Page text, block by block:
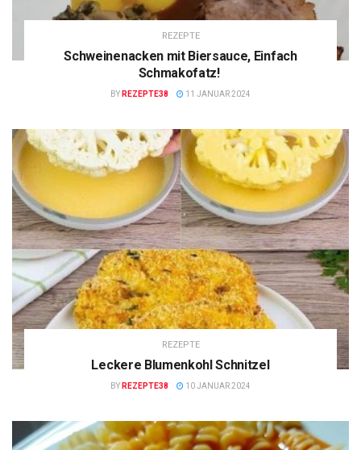
REZEPTE
Schweinenacken mit Biersauce, Einfach
Schmakofatz!
BY REZEPTE38 11 JANUAR 2024
REZEPTE
Leckere Blumenkohl Schnitzel
BY REZEPTE38 10 JANUAR 2024